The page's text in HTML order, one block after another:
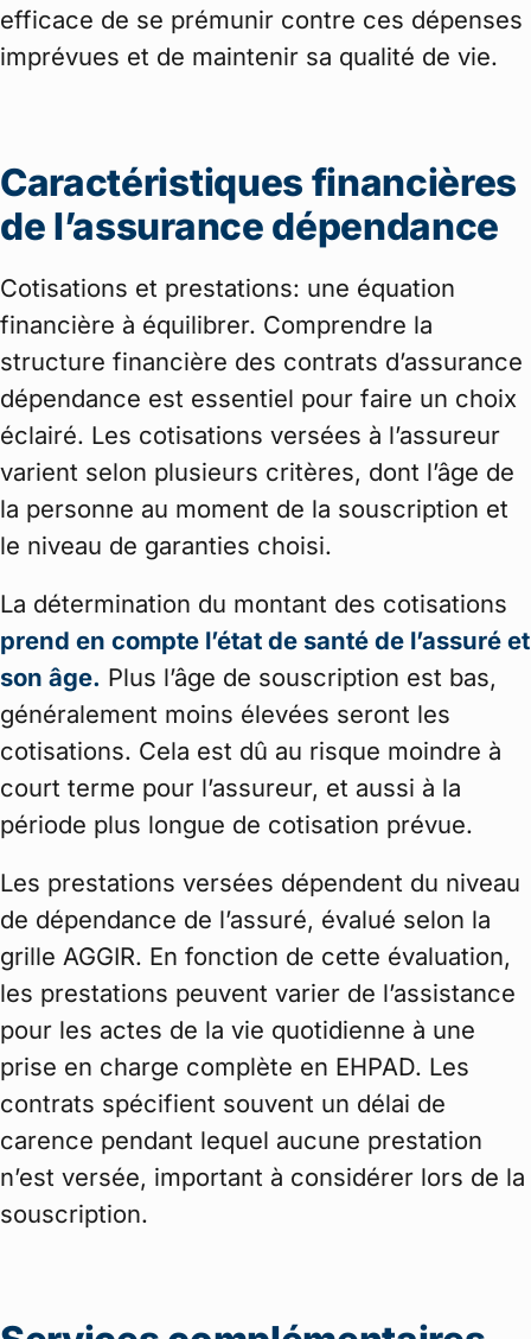
efficace de se prémunir contre ces dépenses
imprévues et de maintenir sa qualité de vie.
Caractéristiques financières
de l’assurance dépendance
Cotisations et prestations: une équation
financière à équilibrer. Comprendre la
structure financière des contrats d’assurance
dépendance est essentiel pour faire un choix
éclairé. Les cotisations versées à l’assureur
varient selon plusieurs critères, dont l’âge de
la personne au moment de la souscription et
le niveau de garanties choisi.
La détermination du montant des cotisations
prend en compte l’état de santé de l’assuré et
son âge. Plus l’âge de souscription est bas,
généralement moins élevées seront les
cotisations. Cela est dû au risque moindre à
court terme pour l’assureur, et aussi à la
période plus longue de cotisation prévue.
Les prestations versées dépendent du niveau
de dépendance de l’assuré, évalué selon la
grille AGGIR. En fonction de cette évaluation,
les prestations peuvent varier de l’assistance
pour les actes de la vie quotidienne à une
prise en charge complète en EHPAD. Les
contrats spécifient souvent un délai de
carence pendant lequel aucune prestation
n’est versée, important à considérer lors de la
souscription.